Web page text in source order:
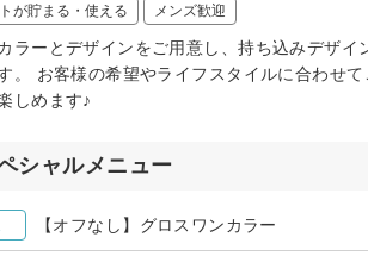
が貯まる・使える メンズ歓迎
ラーとデザインをご用意し、持ち込みデザ
。 お客様の希望やライフスタイルに合わせ
しめます♪
シャルメニュー
【オフなし】グロスワンカラー